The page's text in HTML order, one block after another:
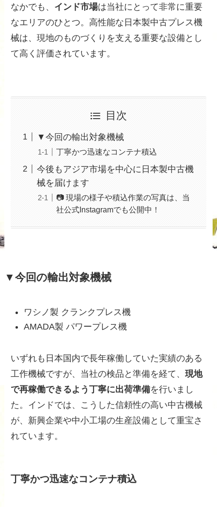
なかでも、 インド市場は当社にとって非常に重要
なエリアのひとつ。高性能な日本製中古プレス機
械は、現地のものづくりを支える重要な設備とし
て高く評価されています。
目次
▼今回の輸出対象機械
丁寧かつ迅速なコンテナ積込
今後もアジア市場を中心に日本製中古機
械を届けます
📷 現場の様子や積込作業の写真は、当
社公式Instagramでも公開中！
▼今回の輸出対象機械
ワシノ製 クランクプレス機
AMADA製 パワープレス機
いずれも日本国内で長年稼働していた実績のある
工作機械ですが、当社の検品と準備を経て、現地
で再稼働できるよう丁寧に出荷準備を行いまし
た。インドでは、こうした信頼性の高い中古機械
が、新興企業や中小工場の生産設備として重宝さ
れています。
丁寧かつ迅速なコンテナ積込